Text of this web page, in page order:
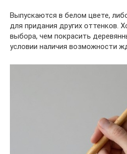
Выпускаются в белом цвете,
для придания других оттенков.
выбора, чем покрасить
условии наличия возможности